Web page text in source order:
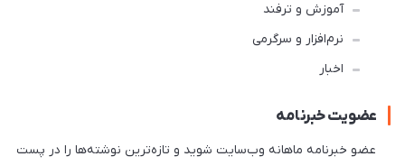
آموزش و ترفند
نرم‌افزار و سرگرمی
اخبار
عضویت خبرنامه
عضو خبرنامه ماهانه وب‌سایت شوید و تازه‌ترین نوشته‌ها را در پست